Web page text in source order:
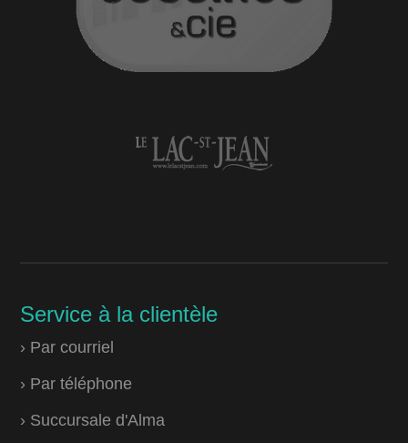
Service à la clientèle
› Par courriel
› Par téléphone
› Succursale d'Alma